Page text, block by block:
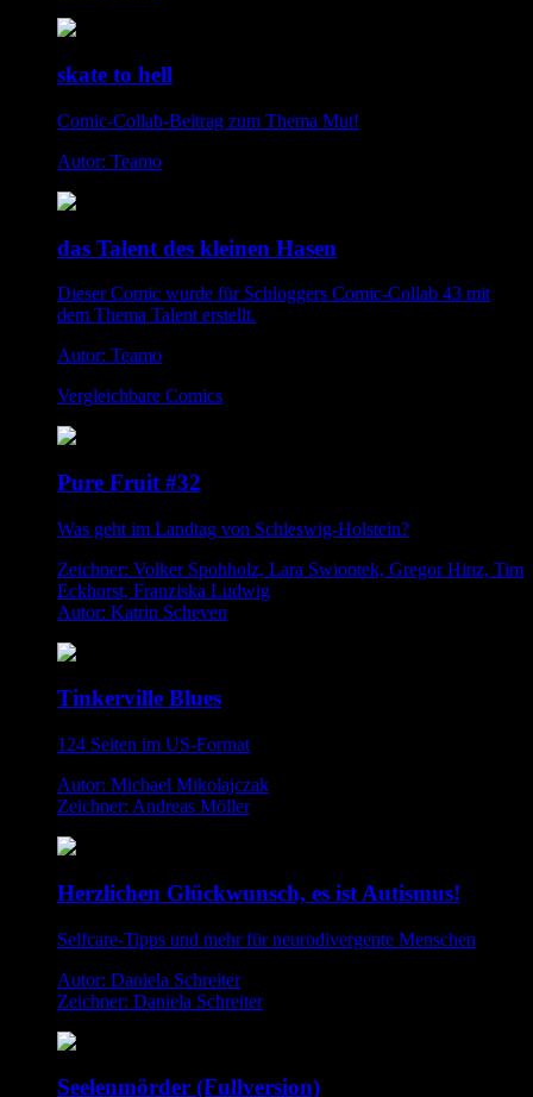
skate to hell
Comic-Collab-Beitrag zum Thema Mut!
Autor: Teamo
das Talent des kleinen Hasen
Dieser Comic wurde für Schloggers Comic-Collab 43 mit
dem Thema Talent erstellt.
Autor: Teamo
Vergleichbare Comics
Pure Fruit #32
Was geht im Landtag von Schleswig-Holstein?
Zeichner: Volker Spohholz, Lara Swiontek, Gregor Hinz, Tim
Eckhorst, Franziska Ludwig
Autor: Katrin Scheven
Tinkerville Blues
124 Seiten im US-Format
Autor: Michael Mikolajczak
Zeichner: Andreas Möller
Herzlichen Glückwunsch, es ist Autismus!
Selfcare-Tipps und mehr für neurodivergente Menschen
Autor: Daniela Schreiter
Zeichner: Daniela Schreiter
Seelenmörder (Fullversion)